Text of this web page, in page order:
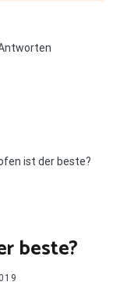
ist der beste?
beste?